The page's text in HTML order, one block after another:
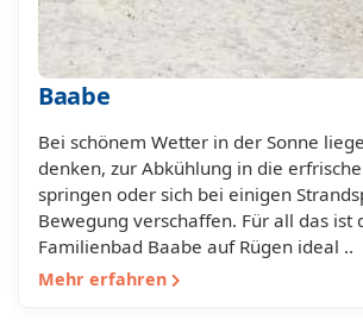
Baabe
Bei schönem Wetter in der Sonne
denken, zur Abkühlung in die
springen oder sich bei einigen
Bewegung verschaffen. Für all das ist
Familienbad Baabe auf Rügen ideal ..
Mehr erfahren